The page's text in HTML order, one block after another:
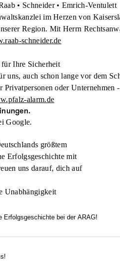
• Schneider • Emrich-Ventulett
im Herzen von
Region. Mit Herrn
schneider.de
Ihre Sicherheit
uns, auch schon lange vor dem
oder
alarm.de
Google.
größtem
Erfolgsgeschichte mit
uns darauf, dich auf
Unabhängigkeit
Erfolgsgeschichte bei der ARAG!